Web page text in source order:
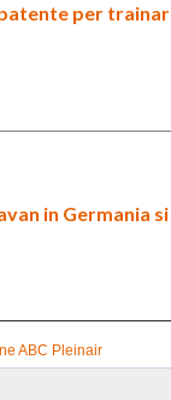
per
in Germania
ABC Pleinair